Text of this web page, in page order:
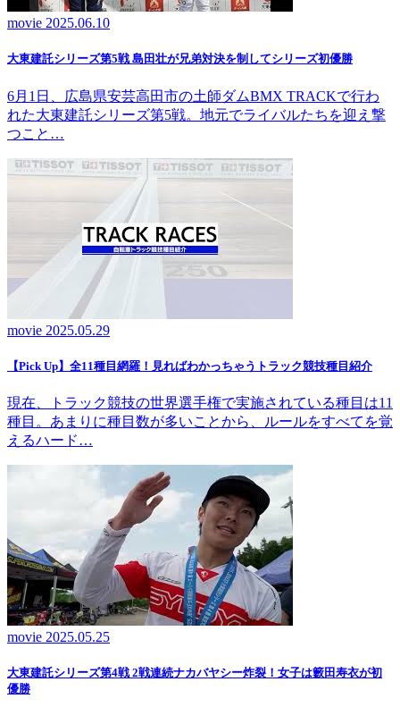
movie 2025.06.10
大東建託シリーズ第5戦 島田壮が兄弟対決を制してシリーズ初優勝
6月1日、広島県安芸高田市の土師ダムBMX TRACKで行わ
れた大東建託シリーズ第5戦。地元でライバルたちを迎え撃
つこと…
movie 2025.05.29
【Pick Up】全11種目網羅！見ればわかっちゃうトラック競技種目紹介
現在、トラック競技の世界選手権で実施されている種目は11
種目。あまりに種目数が多いことから、ルールをすべてを覚
えるハード…
movie 2025.05.25
大東建託シリーズ第4戦 2戦連続ナカバヤシー炸裂！女子は籔田寿衣が初
優勝